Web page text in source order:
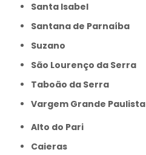
Santa Isabel
Santana de Parnaíba
Suzano
São Lourenço da Serra
Taboão da Serra
Vargem Grande Paulista
Alto do Pari
Caieras